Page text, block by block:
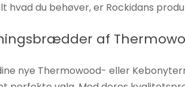
du behøver, er Rockidans
af
nye Thermowood- eller